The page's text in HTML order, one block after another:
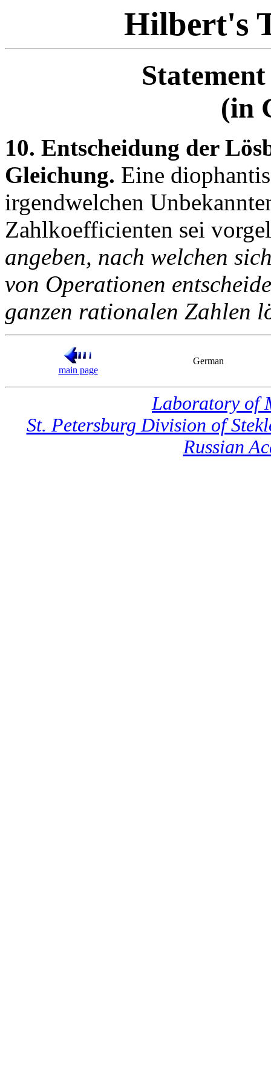
Hilbert's
(in
10. Entscheidung der
Gleichung. Eine
irgendwelchen
Zahlkoefficienten sei
angeben, nach welchen
von Operationen
ganzen rationalen Zahlen
main page
German
Laboratory of
St. Petersburg Division of
Russian